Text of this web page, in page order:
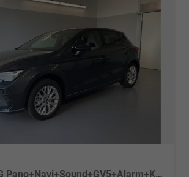
FR 150PS DSG Pano+Navi+Sound+GV5+Alarm+Kessy+Voll-LED+Sitzheizung